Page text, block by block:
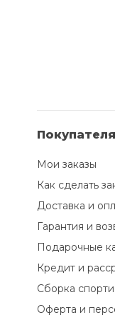
Мои заказы
Как сделать
Доставка и
Гарантия и
Подарочные
Кредит и
Сборка
Оферта и